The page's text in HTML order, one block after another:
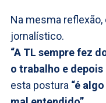
Na mesma
jornalístico.
“A TL sempre fez
o trabalho e depois
esta postura “é